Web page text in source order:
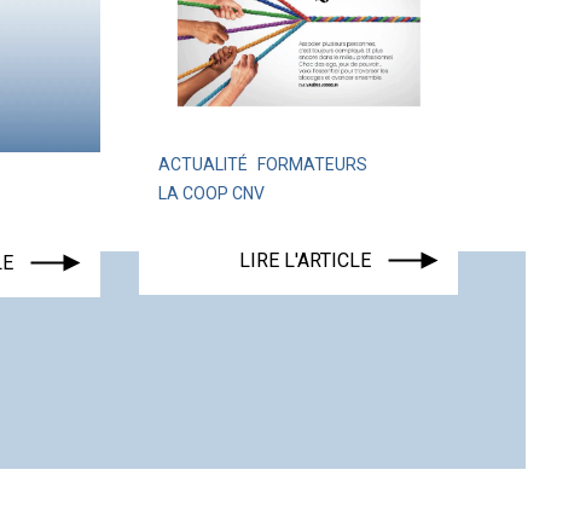
FORMATEURS
LIRE L'ARTICLE